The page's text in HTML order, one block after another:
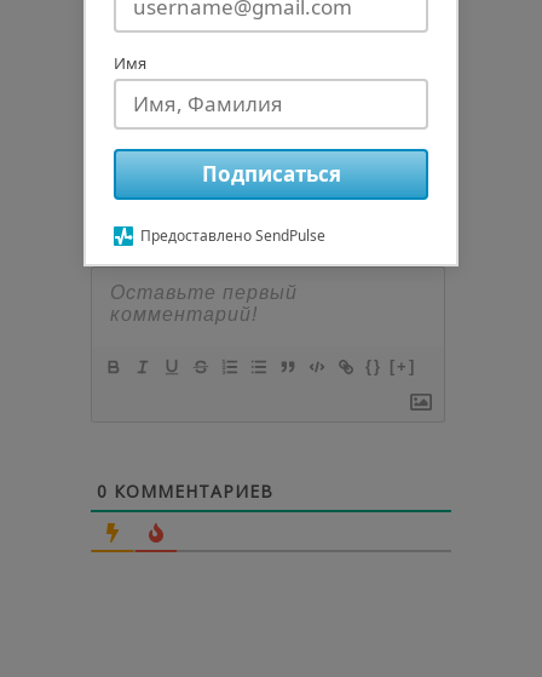
Подписаться
авторизуйтесь
{} [+]
0 КОММЕНТАРИЕВ
Имя
Подписаться
Предоставлено SendPulse